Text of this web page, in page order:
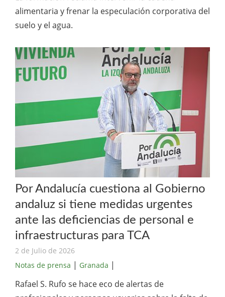
alimentaria y frenar la especulación corporativa del
suelo y el agua.
Por Andalucía cuestiona al Gobierno
andaluz si tiene medidas urgentes
ante las deficiencias de personal e
infraestructuras para TCA
2 de Julio de 2026
Notas de prensa | Granada |
Rafael S. Rufo se hace eco de alertas de